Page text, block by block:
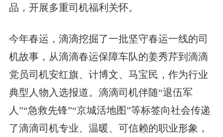
品，开展多重司机福利关怀。
今年春运，滴滴挖掘了一批坚守春运一线的司
机故事，从滴滴春运保障车队的姜秀芹到滴滴
党员司机安红旗、计博文、马宝民，作为行业
典型人物入选报道。滴滴司机伴随“退伍军
人”“急救先锋”“京城活地图”等标签向社会传递
了滴滴司机专业、温暖、可信赖的职业形象，